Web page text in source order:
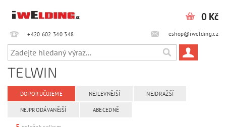
+420 602 340 348‎‎ eshop@iwelding.cz
0 Kč
TELWIN
DOPORUČUJEME NEJLEVNĚJŠÍ NEJDRAŽŠÍ
NEJPRODÁVANĚJŠÍ ABECEDNĚ